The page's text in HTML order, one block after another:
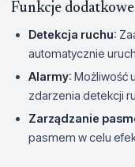
Funkcje dodatkowe
Detekcja ruchu:
automatycznie
Alarmy: Możliwość
zdarzenia detekcji
Zarządzanie
pasmem w celu